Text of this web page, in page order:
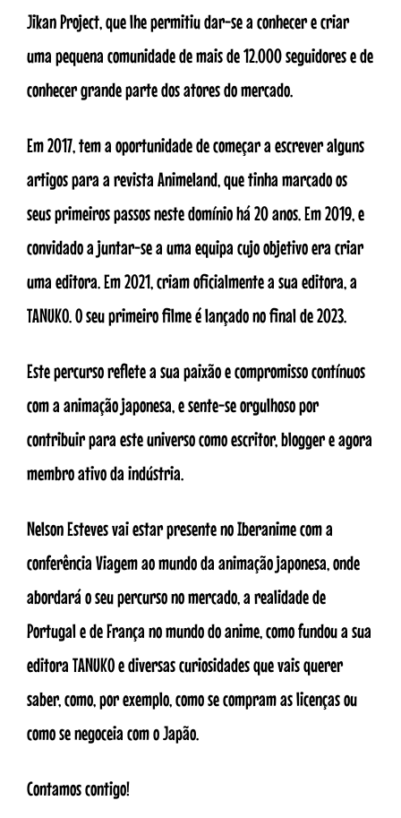
Jikan Project, que lhe permitiu dar-se a conhecer e criar
uma pequena comunidade de mais de 12.000 seguidores e de
conhecer grande parte dos atores do mercado.
Em 2017, tem a oportunidade de começar a escrever alguns
artigos para a revista Animeland, que tinha marcado os
seus primeiros passos neste domínio há 20 anos. Em 2019, e
convidado a juntar-se a uma equipa cujo objetivo era criar
uma editora. Em 2021, criam oficialmente a sua editora, a
TANUKO. O seu primeiro filme é lançado no final de 2023.
Este percurso reflete a sua paixão e compromisso contínuos
com a animação japonesa, e sente-se orgulhoso por
contribuir para este universo como escritor, blogger e agora
membro ativo da indústria.
Nelson Esteves vai estar presente no Iberanime com a
conferência Viagem ao mundo da animação japonesa, onde
abordará o seu percurso no mercado, a realidade de
Portugal e de França no mundo do anime, como fundou a sua
editora TANUKO e diversas curiosidades que vais querer
saber, como, por exemplo, como se compram as licenças ou
como se negoceia com o Japão.
Contamos contigo!